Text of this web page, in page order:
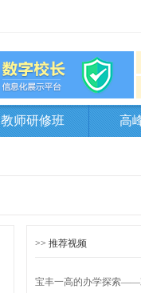
教师研修班 高
>> 推荐视频
宝丰一高的办学探索——